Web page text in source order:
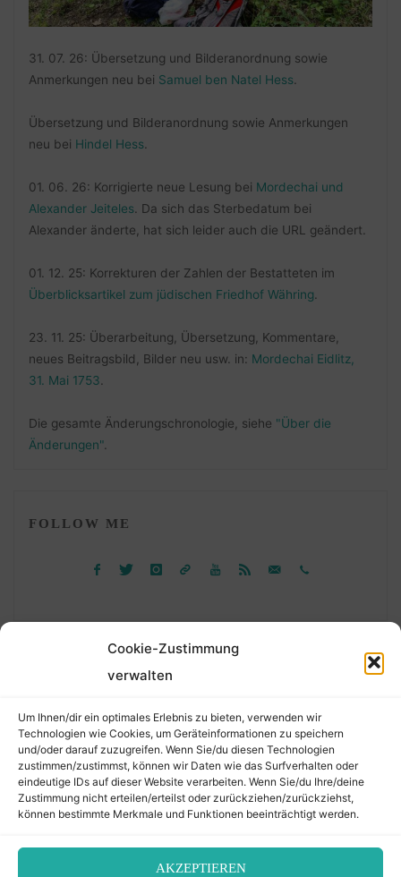
Cookie-Zustimmung
verwalten
Um Ihnen/dir ein optimales Erlebnis zu bieten, verwenden wir
Technologien wie Cookies, um Geräteinformationen zu speichern
und/oder darauf zuzugreifen. Wenn Sie/du diesen Technologien
zustimmen/zustimmst, können wir Daten wie das Surfverhalten oder
eindeutige IDs auf dieser Website verarbeiten. Wenn Sie/du Ihre/deine
Zustimmung nicht erteilen/erteilst oder zurückziehen/zurückziehst,
können bestimmte Merkmale und Funktionen beeinträchtigt werden.
AKZEPTIEREN
31. 07. 26: Übersetzung und Bilderanordnung sowie
Anmerkungen neu bei Samuel ben Natel Hess
Übersetzung und Bilderanordnung sowie Anmerkungen
neu bei Hindel Hess
01. 06. 26: Korrigierte neue Lesung bei Mordechai und
Alexander Jeiteles . Da sich das Sterbedatum bei
Alexander änderte, hat sich leider auch die URL geändert.
01. 12. 25: Korrekturen der Zahlen der Bestatteten im
Überblicksartikel zum jüdischen Friedhof Währing
23. 11. 25: Überarbeitung, Übersetzung, Kommentare,
neues Beitragsbild, Bilder neu usw. in: Mordechai Eidlitz,
31. Mai 1753
Die gesamte Änderungschronologie, siehe "Über die
Änderungen".
FOLLOW ME
nach:
©2026 Der Transkribierer
Back